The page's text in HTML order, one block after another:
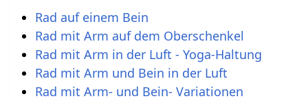
Rad auf einem Bein
Rad mit Arm auf dem Oberschenkel
Rad mit Arm in der Luft - Yoga-Haltung
Rad mit Arm und Bein in der Luft
Rad mit Arm- und Bein- Variationen